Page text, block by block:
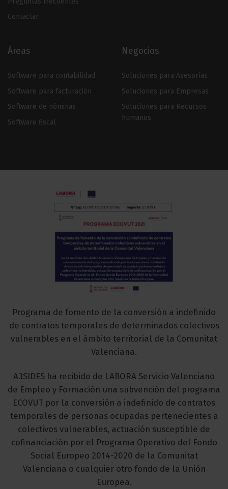
Contactar
Áreas
Software para contabilidad
Software para facturación
Software de nóminas
Software fiscal
Negocios
Soluciones para Asesorías
Soluciones para Empresas
Soluciones para Recursos
humanos
Programa de fomento de la conversión a indefinido
de contratos temporales de determinados colectivos
vulnerables en el ámbito territorial de la Comunitat
Valenciana.
A3SIDES ha recibido de LABORA Servicio Valenciano
de Empleo y Formación una subvención del programa
ECOVUT por la conversión a indefinido de contratos
temporales de personas ocupadas pertenecientes a
colectivos vulnerables, actuación susceptible de
cofinanciación por el Programa Operativo del Fondo
Social Europeo 2014-2020 de la Comunitat
Valenciana o cualquier otro fondo de la Unión
Europea.